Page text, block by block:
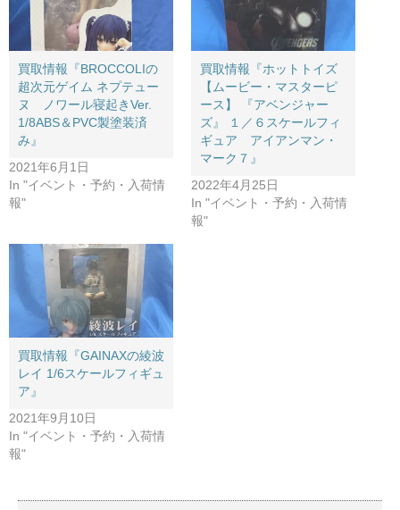
買取情報『BROCCOLIの
超次元ゲイム ​ネプテュー
ヌ ノワール寝起きVer.
1/8ABS＆PVC製塗装済
み』
2021年6月1日
In "イベント・予約・入荷情
報"
買取情報『ホットトイズ
【ムービー・マスターピ
ース】 ​『アベンジャー
ズ』 ​１／６スケールフィ
ギュア アイアンマン・
マーク７』
2022年4月25日
In "イベント・予約・入荷情
報"
買取情報『GAINAXの綾波
レイ ​1/6スケールフィギュ
ア』
2021年9月10日
In "イベント・予約・入荷情
報"